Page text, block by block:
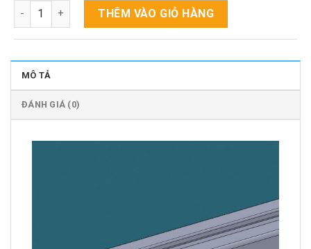
Nhôm định hình PH - 20X20B số lượng
THÊM VÀO GIỎ HÀNG
MÔ TẢ
ĐÁNH GIÁ (0)